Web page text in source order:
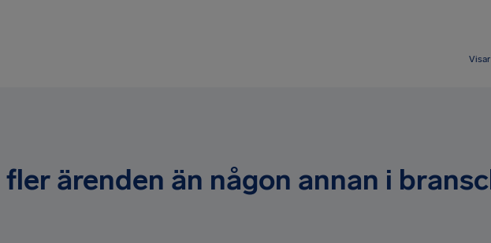
ärenden än någon annan i